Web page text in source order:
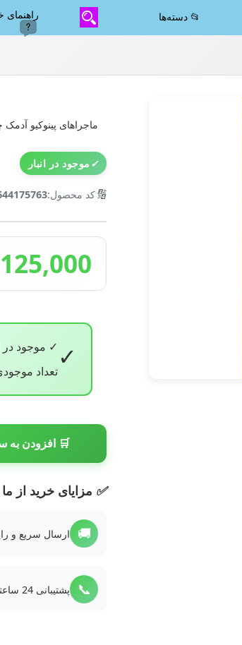
📂 دسته‌ها راهنمای
ماجراهای پینوکیو
✓ موجود در انبار
🔢کد محصول:
125,000 تومان
✓ ✓ موجود در
تعداد موجودی: 9
🛒 افزودن به
✅ مزایای خرید از ما
🚚 ارسال سریع و
📞 پشتیبانی 24 ساعته